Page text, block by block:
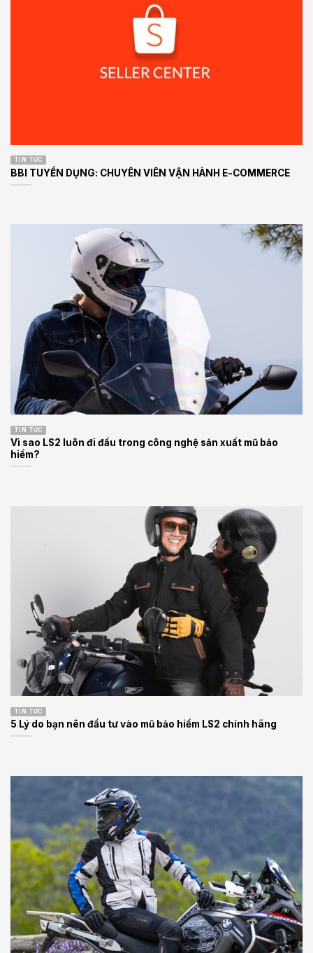
TIN TỨC
BBI TUYỂN DỤNG: CHUYÊN VIÊN VẬN HÀNH E-COMMERCE
TIN TỨC
Vì sao LS2 luôn đi đầu trong công nghệ sản xuất mũ bảo
hiểm?
TIN TỨC
5 Lý do bạn nên đầu tư vào mũ bảo hiểm LS2 chính hãng